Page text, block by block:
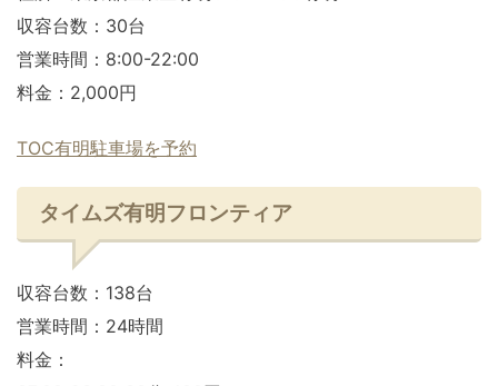
収容台数：30台
営業時間：8:00-22:00
料金：2,000円
TOC有明駐車場を予約
タイムズ有明フロンティア
収容台数：138台
営業時間：24時間
料金：